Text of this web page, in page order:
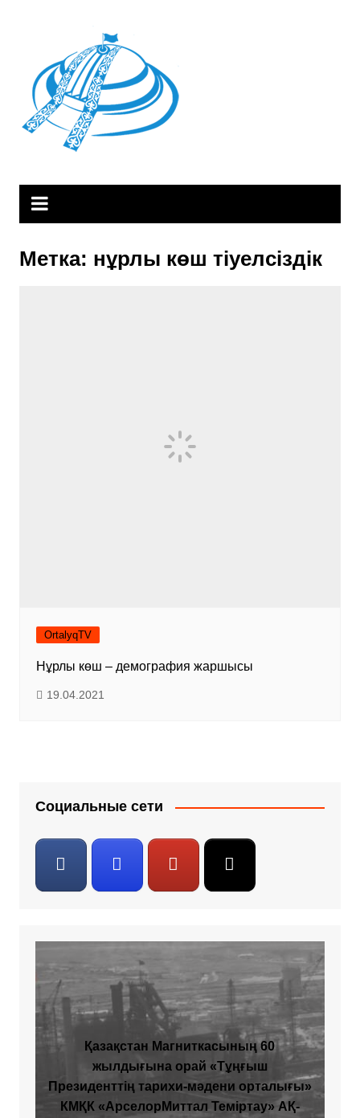
Метка: нұрлы көш тіуелсіздік
OrtalyqTV
Нұрлы көш – демография жаршысы
19.04.2021
Социальные сети
Қазақстан Магниткасының 60
жылдығына орай «Тұңғыш
Президенттің тарихи-мәдени орталығы»
КМҚК «АрселорМиттал Теміртау» АҚ-